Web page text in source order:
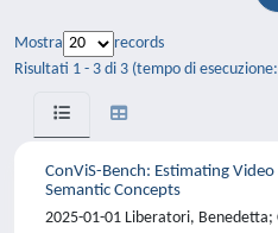
Mostra
records
Risultati 1 - 3 di 3 (tempo di
ConViS-Bench: Estimating
Semantic Concepts
2025-01-01 Liberatori, Benedetta;